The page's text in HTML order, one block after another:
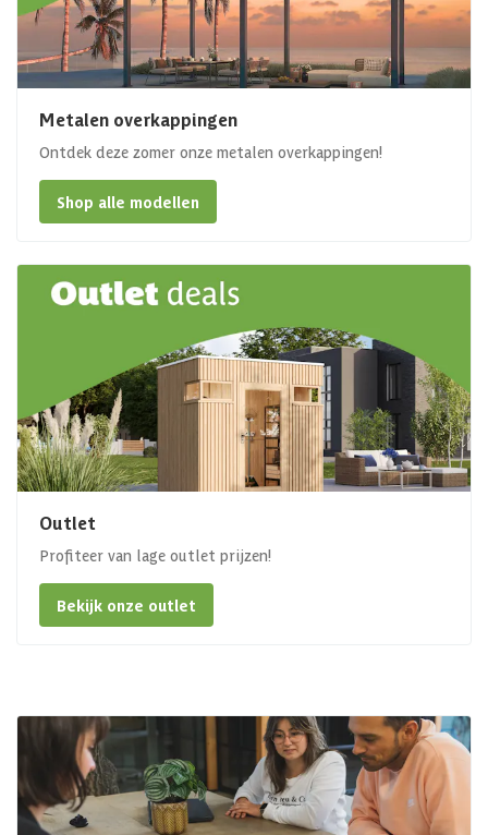
Metalen overkappingen
Ontdek deze zomer onze metalen overkappingen!
Shop alle modellen
Outlet
Profiteer van lage outlet prijzen!
Bekijk onze outlet